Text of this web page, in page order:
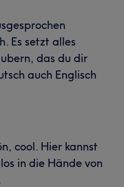
Es setzt alles
das du dir
auch Englisch
cool. Hier kannst
in die Hände von